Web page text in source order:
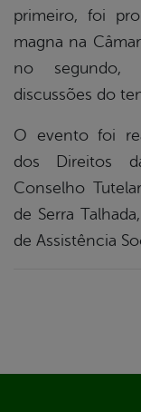
primeiro, foi
magna na
no segundo,
discussões do
O evento foi
dos Direitos
Conselho
de Serra
de Assistência